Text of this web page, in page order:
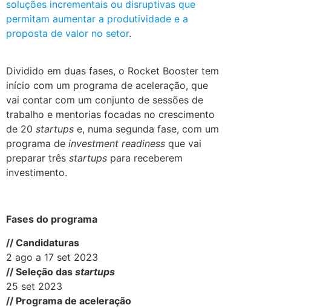
soluções incrementais ou disruptivas que
permitam aumentar a produtividade e a
proposta de valor no setor.
Dividido em duas fases, o Rocket Booster tem
início com um programa de aceleração, que
vai contar com um conjunto de sessões de
trabalho e mentorias focadas no crescimento
de 20 startups e, numa segunda fase, com um
programa de investment readiness que vai
preparar três startups para receberem
investimento.
Fases do programa​
// Candidaturas
2 ago a 17 set 2023​
// Seleção das startups
25 set 2023
// Programa de aceleração